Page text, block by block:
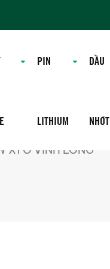
PIN
LITHIUM
DẦU
NHỚT
X1 Ở VĨNH LONG